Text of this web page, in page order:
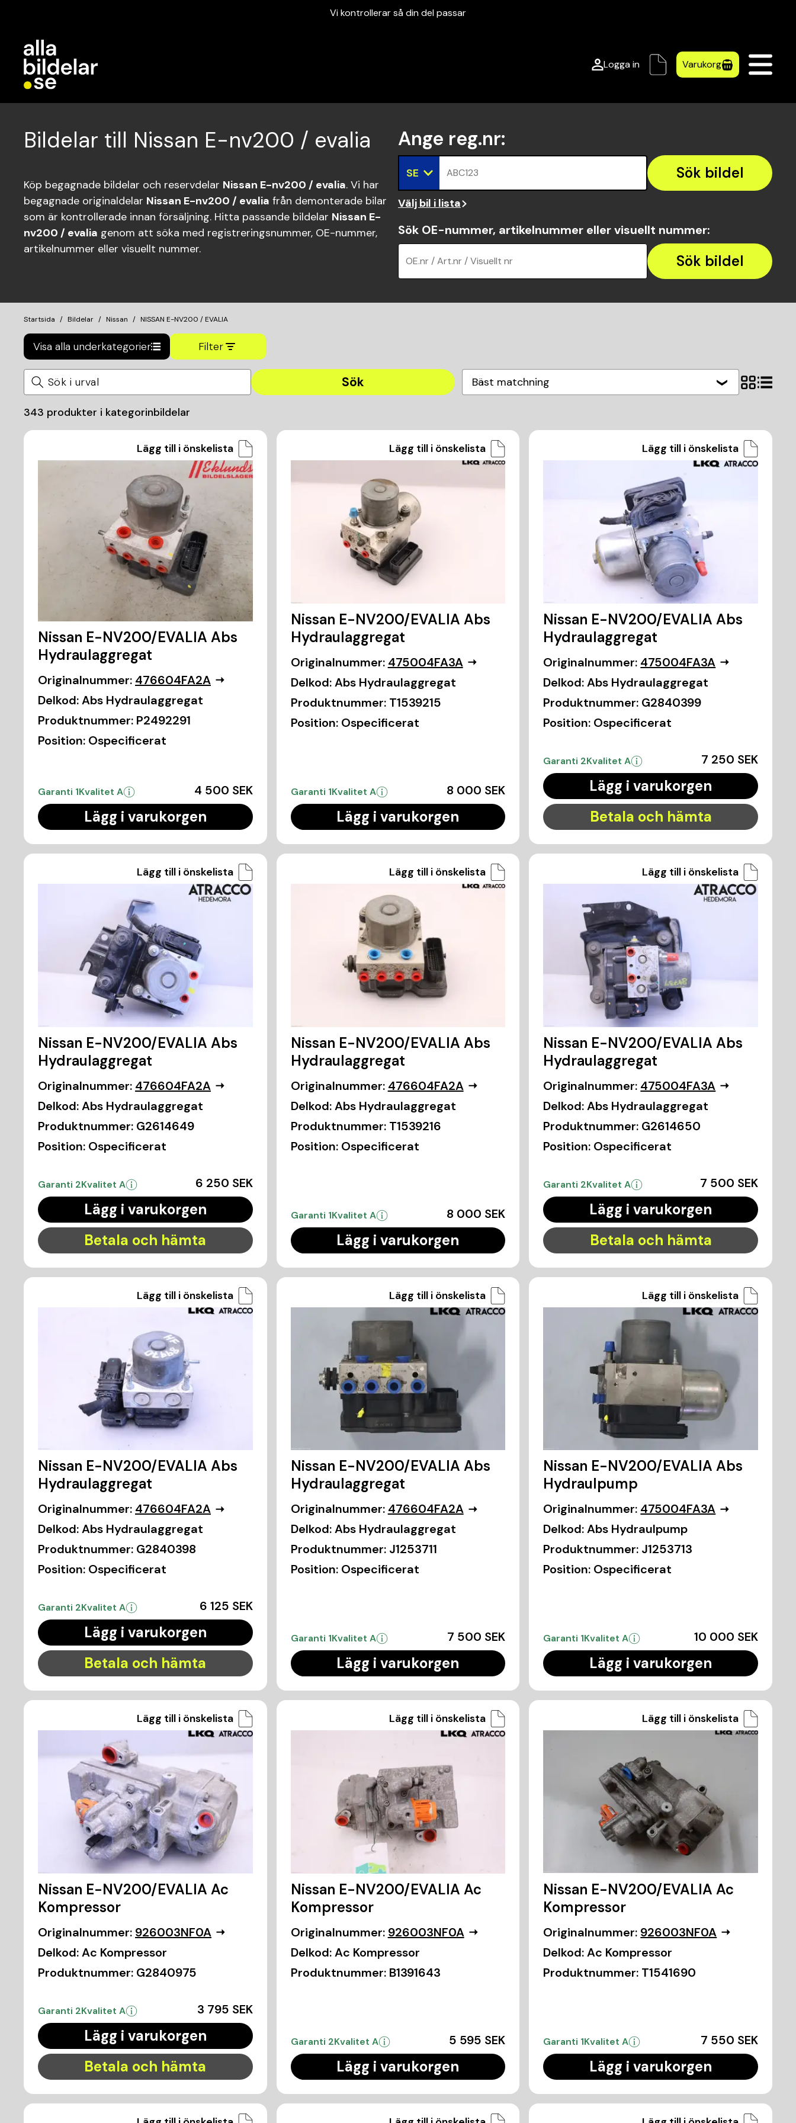
Vi kontrollerar så din del passar
Logga in Varukorg
Bildelar till Nissan E-nv200 / evalia
Köp begagnade bildelar och reservdelar Nissan E-nv200 / evalia. Vi har
begagnade originaldelar Nissan E-nv200 / evalia från demonterade bilar
som är kontrollerade innan försäljning. Hitta passande bildelar Nissan E-
nv200 / evalia genom att söka med registreringsnummer, OE-nummer,
artikelnummer eller visuellt nummer.
Ange reg.nr:
SE ABC123 Sök bildel
Välj bil i lista
Sök OE-nummer, artikelnummer eller visuellt nummer:
OE.nr / Art.nr / Visuellt nr Sök bildel
Startsida Bildelar Nissan NISSAN E-NV200 / EVALIA
Visa alla underkategorier Filter
Sök Bäst matchning
343 produkter i kategorinbildelar
Lägg till i önskelista
Nissan E-NV200/EVALIA Abs
Hydraulaggregat
Originalnummer: 476604FA2A
Delkod:Abs Hydraulaggregat
Produktnummer: P2492291
Position: Ospecificerat
Garanti 1Kvalitet A 4 500 SEK
Lägg i varukorgen
Lägg till i önskelista
Nissan E-NV200/EVALIA Abs
Hydraulaggregat
Originalnummer: 475004FA3A
Delkod: Abs Hydraulaggregat
Produktnummer: T1539215
Position: Ospecificerat
Garanti 1Kvalitet A 8 000 SEK
Lägg i varukorgen
Lägg till i önskelista
Nissan E-NV200/EVALIA Abs
Hydraulaggregat
Originalnummer: 475004FA3A
Delkod: Abs Hydraulaggregat
Produktnummer: G2840399
Position: Ospecificerat
Garanti 2Kvalitet A 7 250 SEK
Lägg i varukorgen
Betala och hämta
Lägg till i önskelista
Nissan E-NV200/EVALIA Abs
Hydraulaggregat
Originalnummer: 476604FA2A
Delkod:Abs Hydraulaggregat
Produktnummer: G2614649
Position: Ospecificerat
Garanti 2Kvalitet A 6 250 SEK
Lägg i varukorgen
Betala och hämta
Lägg till i önskelista
Nissan E-NV200/EVALIA Abs
Hydraulaggregat
Originalnummer: 476604FA2A
Delkod: Abs Hydraulaggregat
Produktnummer: T1539216
Position: Ospecificerat
Garanti 1Kvalitet A 8 000 SEK
Lägg i varukorgen
Lägg till i önskelista
Nissan E-NV200/EVALIA Abs
Hydraulaggregat
Originalnummer: 475004FA3A
Delkod: Abs Hydraulaggregat
Produktnummer: G2614650
Position: Ospecificerat
Garanti 2Kvalitet A 7 500 SEK
Lägg i varukorgen
Betala och hämta
Lägg till i önskelista
Nissan E-NV200/EVALIA Abs
Hydraulaggregat
Originalnummer: 476604FA2A
Delkod:Abs Hydraulaggregat
Produktnummer: G2840398
Position: Ospecificerat
Garanti 2Kvalitet A 6 125 SEK
Lägg i varukorgen
Betala och hämta
Lägg till i önskelista
Nissan E-NV200/EVALIA Abs
Hydraulaggregat
Originalnummer: 476604FA2A
Delkod: Abs Hydraulaggregat
Produktnummer: J1253711
Position: Ospecificerat
Garanti 1Kvalitet A 7 500 SEK
Lägg i varukorgen
Lägg till i önskelista
Nissan E-NV200/EVALIA Abs
Hydraulpump
Originalnummer: 475004FA3A
Delkod: Abs Hydraulpump
Produktnummer: J1253713
Position: Ospecificerat
Garanti 1Kvalitet A 10 000 SEK
Lägg i varukorgen
Lägg till i önskelista
Nissan E-NV200/EVALIA Ac
Kompressor
Originalnummer: 926003NF0A
Delkod:Ac Kompressor
Produktnummer: G2840975
Garanti 2Kvalitet A 3 795 SEK
Lägg i varukorgen
Betala och hämta
Lägg till i önskelista
Nissan E-NV200/EVALIA Ac
Kompressor
Originalnummer: 926003NF0A
Delkod: Ac Kompressor
Produktnummer: B1391643
Garanti 2Kvalitet A 5 595 SEK
Lägg i varukorgen
Lägg till i önskelista
Nissan E-NV200/EVALIA Ac
Kompressor
Originalnummer: 926003NF0A
Delkod: Ac Kompressor
Produktnummer: T1541690
Garanti 1Kvalitet A 7 550 SEK
Lägg i varukorgen